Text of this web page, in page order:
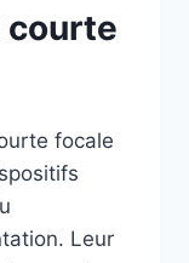
courte
focale
Leur